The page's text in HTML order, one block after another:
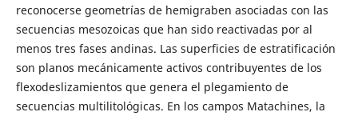
reconocerse geometrías de hemigraben asociadas con las
secuencias mesozoicas que han sido reactivadas por al
menos tres fases andinas. Las superficies de estratificación
son planos mecánicamente activos contribuyentes de los
flexodeslizamientos que genera el plegamiento de
secuencias multilitológicas. En los campos Matachines, la